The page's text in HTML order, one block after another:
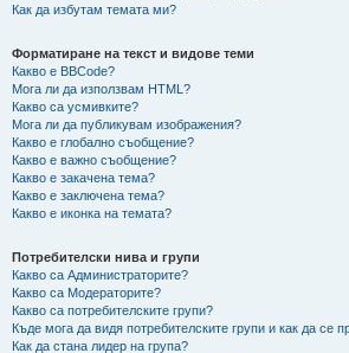
Как да избутам темата ми?
Форматиране на текст и видове теми
Какво е BBCode?
Мога ли да използвам HTML?
Какво са усмивките?
Мога ли да публикувам изображения?
Какво е глобално съобщение?
Какво е важно съобщение?
Какво е закачена тема?
Какво е заключена тема?
Какво е иконка на темата?
Потребителски нива и групи
Какво са Администраторите?
Какво са Модераторите?
Какво са потребителските групи?
Къде мога да видя потребителските групи и как да се
Как да стана лидер на група?